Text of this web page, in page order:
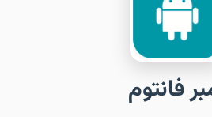
فانتوم